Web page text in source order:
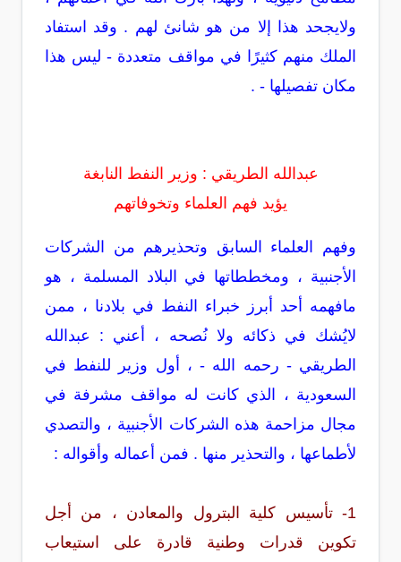
ولايجحد هذا إلا من هو شانئ لهم . وقد استفاد
الملك منهم كثيرًا في مواقف متعددة - ليس هذا
مكان تفصيلها - .
عبدالله الطريقي : وزير النفط النابغة
يؤيد فهم العلماء وتخوفاتهم
وفهم العلماء السابق وتحذيرهم من الشركات
الأجنبية ، ومخططاتها في البلاد المسلمة ، هو
مافهمه أحد أبرز خبراء النفط في بلادنا ، ممن
لايُشك في ذكائه ولا نُصحه ، أعني : عبدالله
الطريقي - رحمه الله - ، أول وزير للنفط في
السعودية ، الذي كانت له مواقف مشرفة في
مجال مزاحمة هذه الشركات الأجنبية ، والتصدي
لأطماعها ، والتحذير منها . فمن أعماله وأقواله :
1- تأسيس كلية البترول والمعادن ، من أجل
تكوين قدرات وطنية قادرة على استيعاب